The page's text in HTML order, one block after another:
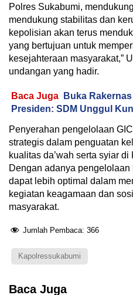
Polres Sukabumi,
mendukung stabilitas dan
kepolisian akan terus
yang bertujuan untuk
kesejahteraan masyarakat,”
undangan yang hadir.
Baca Juga
Buka
Presiden: SDM Unggul
Penyerahan pengelolaan
strategis dalam penguatan
kualitas da’wah serta syiar
Dengan adanya
dapat lebih optimal dalam
kegiatan keagamaan dan
masyarakat.
Jumlah Pembaca: 366
Kapolressukabumi
Baca Juga